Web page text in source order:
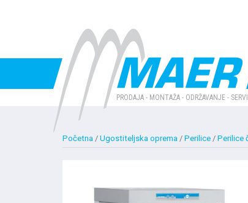
PRODAJA - MONTAŽA - ODRŽAVANJE -
Početna / Ugostiteljska oprema / Perilice / Perilice